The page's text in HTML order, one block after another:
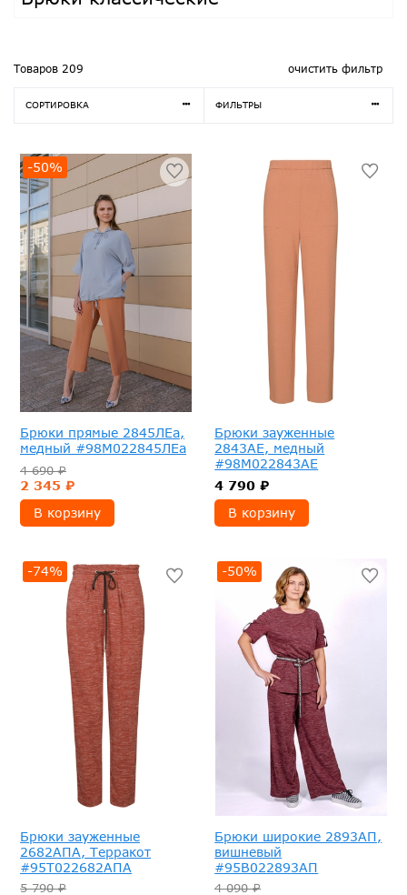
Товаров 209 очистить фильтр
СОРТИРОВКА ФИЛЬТРЫ
-50%
Брюки прямые 2845ЛЕа,
медный #98М022845ЛЕа
4 690 ₽
2 345 ₽
В корзину
Брюки зауженные
2843АЕ, медный
#98М022843АЕ
4 790 ₽
В корзину
-74%
Брюки зауженные
2682АПА, Терракот
#95Т022682АПА
5 790 ₽
-50%
Брюки широкие 2893АП,
вишневый
#95В022893АП
4 090 ₽